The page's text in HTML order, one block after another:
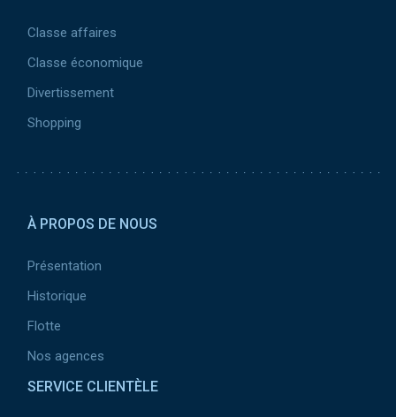
Classe affaires
Classe économique
Divertissement
Shopping
À PROPOS DE NOUS
Présentation
Historique
Flotte
Nos agences
SERVICE CLIENTÈLE